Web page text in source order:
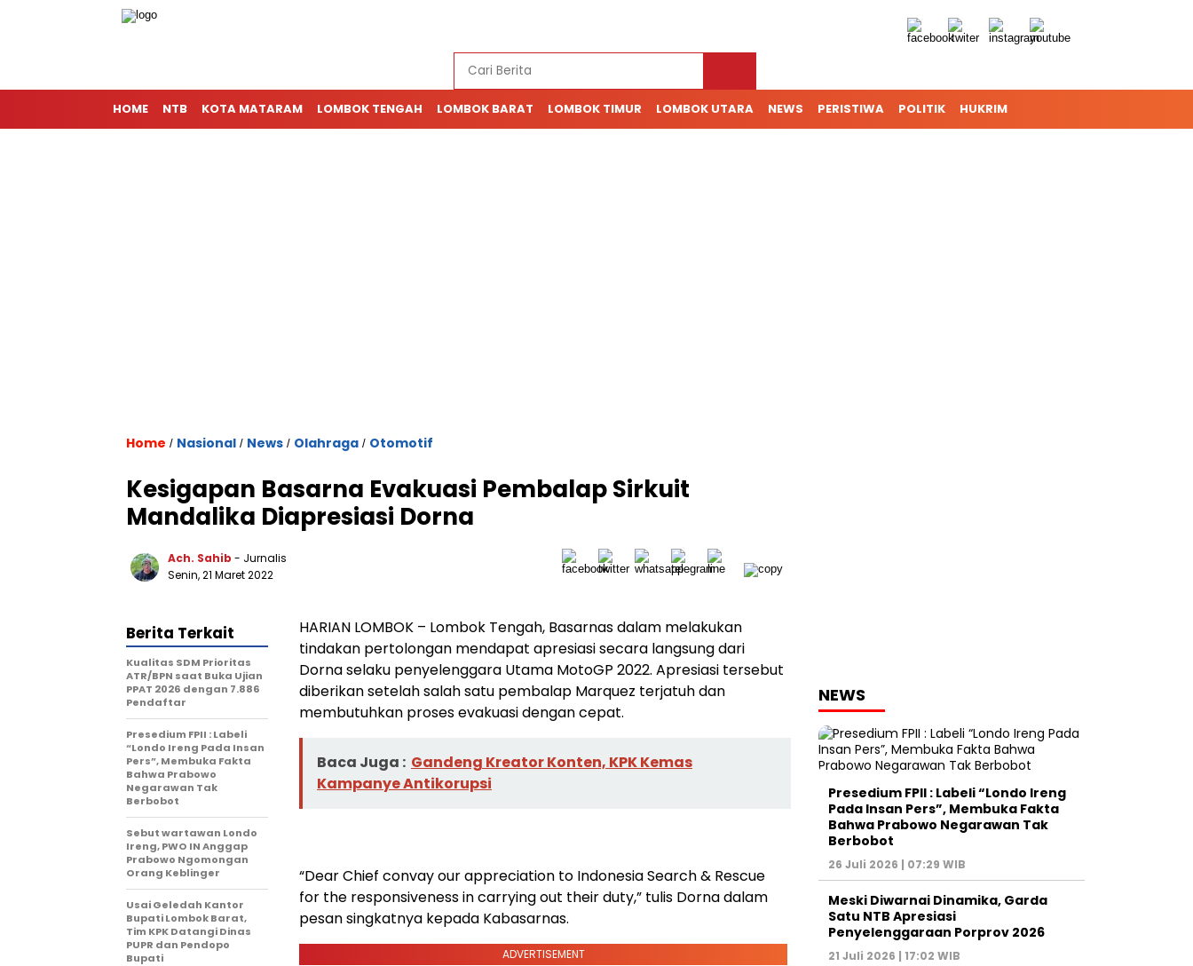
HOME NTB KOTA MATARAM LOMBOK TENGAH LOMBOK BARAT LOMBOK TIMUR LOMBOK UTARA NEWS PERISTIWA POLITIK HUKRIM
Home / Nasional / News / Olahraga / Otomotif
Kesigapan Basarna Evakuasi Pembalap Sirkuit
Mandalika Diapresiasi Dorna
Ach. Sahib - Jurnalis
Senin, 21 Maret 2022
HARIAN LOMBOK – Lombok Tengah, Basarnas dalam melakukan
tindakan pertolongan mendapat apresiasi secara langsung dari
Dorna selaku penyelenggara Utama MotoGP 2022. Apresiasi tersebut
diberikan setelah salah satu pembalap Marquez terjatuh dan
membutuhkan proses evakuasi dengan cepat.
Baca Juga : Gandeng Kreator Konten, KPK Kemas
Kampanye Antikorupsi
“Dear Chief convay our appreciation to Indonesia Search & Rescue
for the responsiveness in carrying out their duty,” tulis Dorna dalam
pesan singkatnya kepada Kabasarnas.
ADVERTISEMENT
Berita Terkait
Kualitas SDM Prioritas
ATR/BPN saat Buka Ujian
PPAT 2026 dengan 7.886
Pendaftar
Presedium FPII : Labeli
“Londo Ireng Pada Insan
Pers”, Membuka Fakta
Bahwa Prabowo
Negarawan Tak
Berbobot
Sebut wartawan Londo
Ireng, PWO IN Anggap
Prabowo Ngomongan
Orang Keblinger
Usai Geledah Kantor
Bupati Lombok Barat,
Tim KPK Datangi Dinas
PUPR dan Pendopo
Bupati
NEWS
Presedium FPII : Labeli “Londo Ireng
Pada Insan Pers”, Membuka Fakta
Bahwa Prabowo Negarawan Tak
Berbobot
26 Juli 2026 | 07:29 WIB
Meski Diwarnai Dinamika, Garda
Satu NTB Apresiasi
Penyelenggaraan Porprov 2026 ‎
21 Juli 2026 | 17:02 WIB